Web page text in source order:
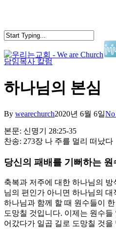
content
search
Menu
담임목사 칼럼
하나님의 본심
By wearechurch2020년 6월 6일No
본문: 신명기 28:25-35
찬송: 273장 나 주를 멀리 떠났다
당신의 패배를 기뻐하는 원
축복과 저주에 대한 하나님의
님의 편인가 아니면 하나님의
하나님과 함께 할 때 원수들이
도망칠 것입니다. 이제는 원수
어갔다가 일곱 길로 도망칠 것